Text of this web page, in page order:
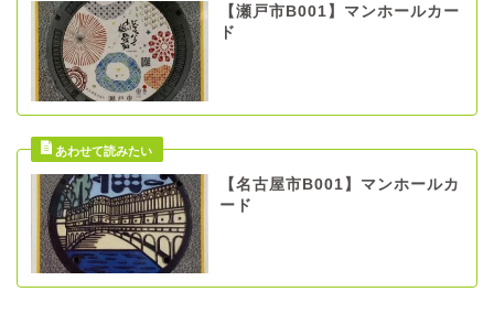
【瀬戸市B001】マンホールカー
ド
【名古屋市B001】マンホールカ
ード